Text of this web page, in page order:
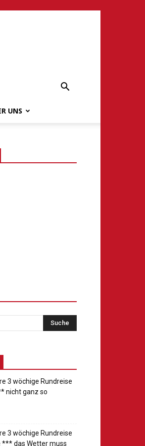
UNS
3 wöchige Rundreise
nicht ganz so
3 wöchige Rundreise
das Wetter muss